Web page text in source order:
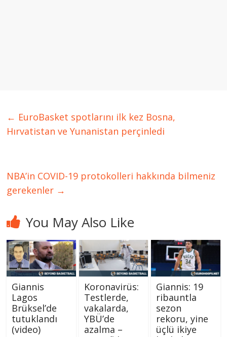
← EuroBasket spotlarını ilk kez Bosna,
Hırvatistan ve Yunanistan perçinledi
NBA’in COVID-19 protokolleri hakkında bilmeniz
gerekenler →
You May Also Like
Giannis
Lagos
Brüksel’de
tutuklandı
(video)
Koronavirüs:
Testlerde,
vakalarda,
YBÜ’de
azalma –
Giannis: 19
ribauntla
sezon
rekoru, yine
üçlü ikiye